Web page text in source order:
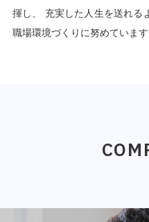
揮し、
充実した人生を送れる
職場環境づくりに努めています